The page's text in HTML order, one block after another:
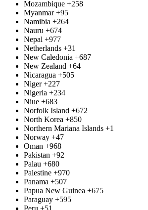
Mozambique +258
Myanmar +95
Namibia +264
Nauru +674
Nepal +977
Netherlands +31
New Caledonia +687
New Zealand +64
Nicaragua +505
Niger +227
Nigeria +234
Niue +683
Norfolk Island +672
North Korea +850
Northern Mariana Islands +1
Norway +47
Oman +968
Pakistan +92
Palau +680
Palestine +970
Panama +507
Papua New Guinea +675
Paraguay +595
Peru +51